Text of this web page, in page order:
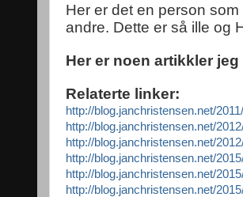
Her er det en person
andre. Dette er så ille og
Her er noen artikkler
Relaterte linker:
http://blog.janchristensen.net/
http://blog.janchristensen.net/
http://blog.janchristensen.net/
http://blog.janchristensen.net/
http://blog.janchristensen.net/
http://blog.janchristensen.net/